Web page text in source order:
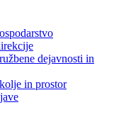
dejavnosti in
in prostor